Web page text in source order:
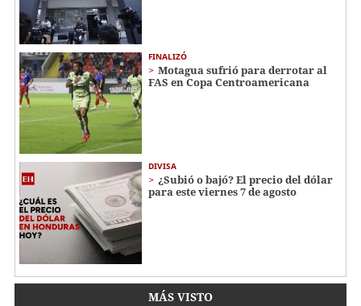
FINALIZÓ
Motagua sufrió para derrotar al
FAS en Copa Centroamericana
DIVISA
¿Subió o bajó? El precio del dólar
para este viernes 7 de agosto
MÁS VISTO